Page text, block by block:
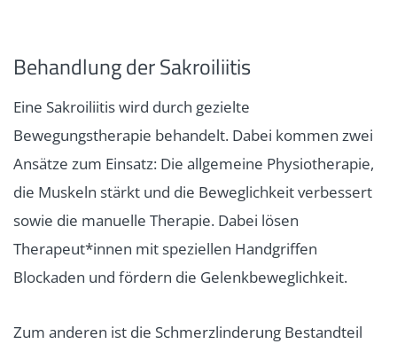
Behandlung der Sakroiliitis
Eine Sakroiliitis wird durch gezielte
Bewegungstherapie behandelt. Dabei kommen zwei
Ansätze zum Einsatz: Die allgemeine Physiotherapie,
die Muskeln stärkt und die Beweglichkeit verbessert
sowie die manuelle Therapie. Dabei lösen
Therapeut*innen mit speziellen Handgriffen
Blockaden und fördern die Gelenkbeweglichkeit.
Zum anderen ist die Schmerzlinderung Bestandteil